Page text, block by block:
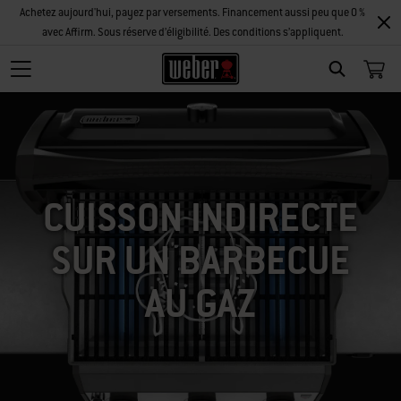
SEARCH
Achetez aujourd'hui, payez par versements. Financement aussi peu que 0 %
avec Affirm. Sous réserve d’éligibilité. Des conditions s’appliquent.
CUISSON INDIRECTE
SUR UN BARBECUE
AU GAZ